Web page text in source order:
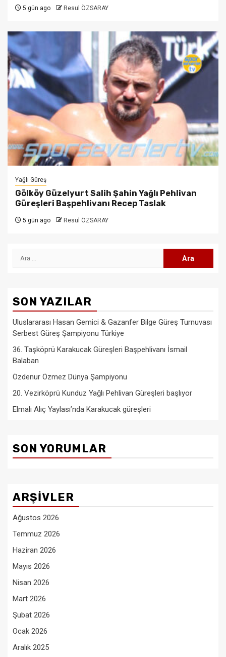
5 gün ago Resul ÖZSARAY
Yağlı Güreş
Gölköy Güzelyurt Salih Şahin Yağlı Pehlivan
Güreşleri Başpehlivanı Recep Taslak
5 gün ago Resul ÖZSARAY
Arama:
SON YAZILAR
Uluslararası Hasan Gemici & Gazanfer Bilge Güreş Turnuvası
Serbest Güreş Şampiyonu Türkiye
36. Taşköprü Karakucak Güreşleri Başpehlivanı İsmail
Balaban
Özdenur Özmez Dünya Şampiyonu
20. Vezirköprü Kunduz Yağlı Pehlivan Güreşleri başlıyor
Elmalı Alıç Yaylası’nda Karakucak güreşleri
SON YORUMLAR
ARŞIVLER
Ağustos 2026
Temmuz 2026
Haziran 2026
Mayıs 2026
Nisan 2026
Mart 2026
Şubat 2026
Ocak 2026
Aralık 2025